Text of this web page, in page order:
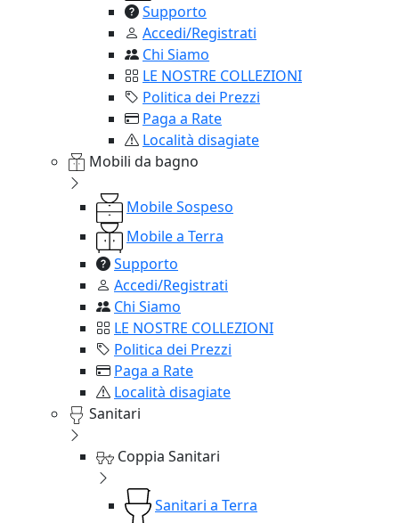
Supporto
Accedi/Registrati
Chi Siamo
LE NOSTRE COLLEZIONI
Politica dei Prezzi
Paga a Rate
Località disagiate
Mobili da bagno
Mobile Sospeso
Mobile a Terra
Supporto
Accedi/Registrati
Chi Siamo
LE NOSTRE COLLEZIONI
Politica dei Prezzi
Paga a Rate
Località disagiate
Sanitari
Coppia Sanitari
Sanitari a Terra